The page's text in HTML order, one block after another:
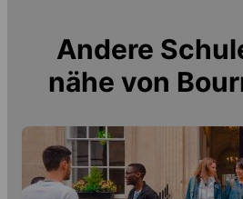
Andere
nähe von